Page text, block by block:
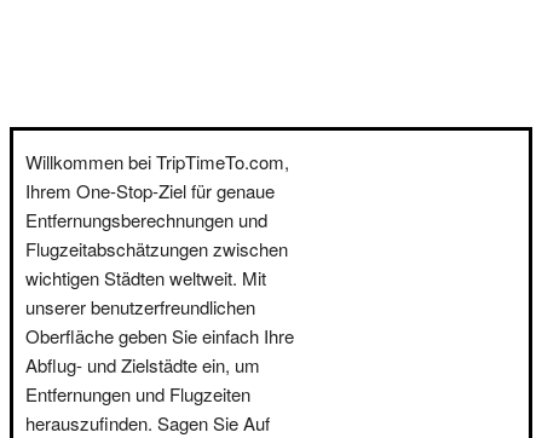
Willkommen bei TripTimeTo.com,
Ihrem One-Stop-Ziel für genaue
Entfernungsberechnungen und
Flugzeitabschätzungen zwischen
wichtigen Städten weltweit. Mit
unserer benutzerfreundlichen
Oberfläche geben Sie einfach Ihre
Abflug- und Zielstädte ein, um
Entfernungen und Flugzeiten
herauszufinden. Sagen Sie Auf